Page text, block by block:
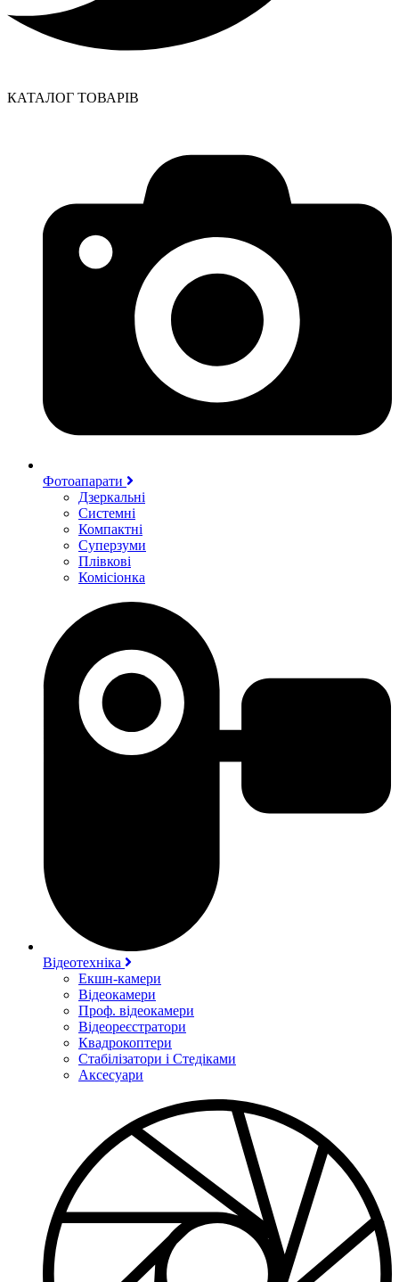
КАТАЛОГ ТОВАРІВ
Фотоапарати
Дзеркальні
Системні
Компактні
Суперзуми
Плівкові
Комісіонка
Відеотехніка
Екшн-камери
Відеокамери
Проф. відеокамери
Відеореєстратори
Квадрокоптери
Стабілізатори і Стедіками
Аксесуари